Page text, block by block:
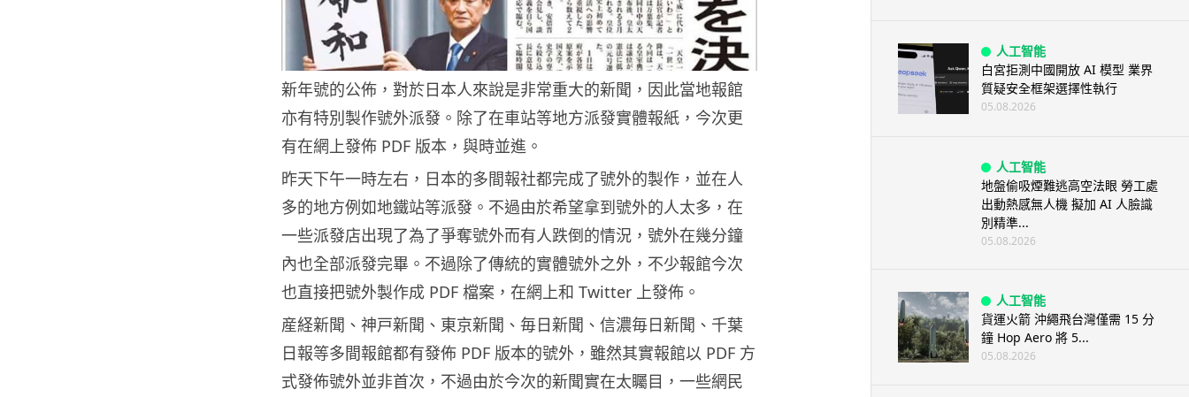
新年號的公佈，對於日本人來說是非常重大的新聞，因此當地報館
亦有特別製作號外派發。除了在車站等地方派發實體報紙，今次更
有在網上發佈 PDF 版本，與時並進。
昨天下午一時左右，日本的多間報社都完成了號外的製作，並在人
多的地方例如地鐵站等派發。不過由於希望拿到號外的人太多，在
一些派發店出現了為了爭奪號外而有人跌倒的情況，號外在幾分鐘
內也全部派發完畢。不過除了傳統的實體號外之外，不少報館今次
也直接把號外製作成 PDF 檔案，在網上和 Twitter 上發佈。
産経新聞、神戸新聞、東京新聞、毎日新聞、信濃毎日新聞、千葉
日報等多間報館都有發佈 PDF 版本的號外，雖然其實報館以 PDF 方
式發佈號外並非首次，不過由於今次的新聞實在太矚目，一些網民
人工智能
白宮拒測中國開放 AI 模型 業界
質疑安全框架選擇性執行
05.08.2026
人工智能
地盤偷吸煙難逃高空法眼 勞工處
出動熱感無人機 擬加 AI 人臉識
別精準...
05.08.2026
人工智能
貨運火箭 沖繩飛台灣僅需 15 分
鐘 Hop Aero 將 5...
05.08.2026